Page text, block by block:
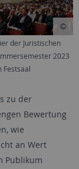
der Juristischen
2023
Festsaal
zu der
Bewertung
wie
an Wert
Publikum